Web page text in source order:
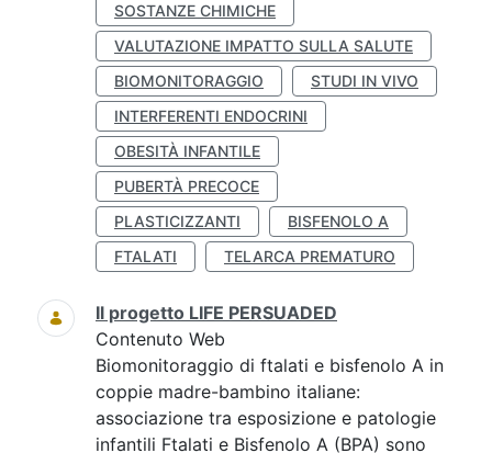
SOSTANZE CHIMICHE
VALUTAZIONE IMPATTO SULLA SALUTE
BIOMONITORAGGIO
STUDI IN VIVO
INTERFERENTI ENDOCRINI
OBESITÀ INFANTILE
PUBERTÀ PRECOCE
PLASTICIZZANTI
BISFENOLO A
FTALATI
TELARCA PREMATURO
Il progetto LIFE PERSUADED
Contenuto Web
Biomonitoraggio di ftalati e bisfenolo A in
coppie madre-bambino italiane:
associazione tra esposizione e patologie
infantili Ftalati e Bisfenolo A (BPA) sono